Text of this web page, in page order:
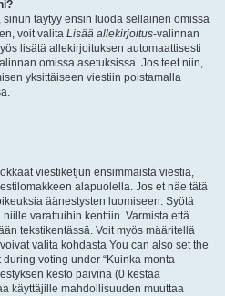
täytyy ensin luoda sellainen omissa
voit valita Lisää allekirjoitus-valinnan
lisätä allekirjoituksen automaattisesti
omissa asetuksissa. Jos teet niin,
yksittäiseen viestiin poistamalla
viestiketjun ensimmäistä viestiä,
alapuolella. Jos et näe tätä
äänestysten luomiseen. Syötä
varattuihin kenttiin. Varmista että
tekstikentässä. Voit myös määritellä
valita kohdasta You can also set the
voting under “Kuinka monta
kesto päivinä (0 kestää
käyttäjille mahdollisuuden muuttaa